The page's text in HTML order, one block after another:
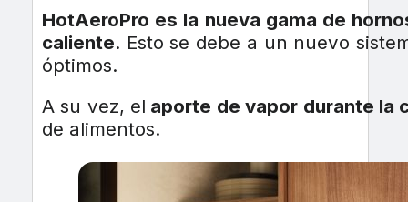
HotAeroPro es la nueva gama de
caliente. Esto se debe a un nuevo
óptimos.
A su vez, el aporte de vapor durante la
de alimentos.